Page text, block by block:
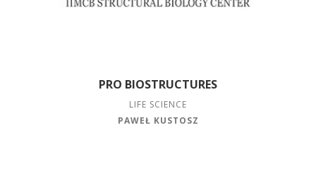
PRO BIOSTRUCTURES
LIFE SCIENCE
PAWEŁ KUSTOSZ